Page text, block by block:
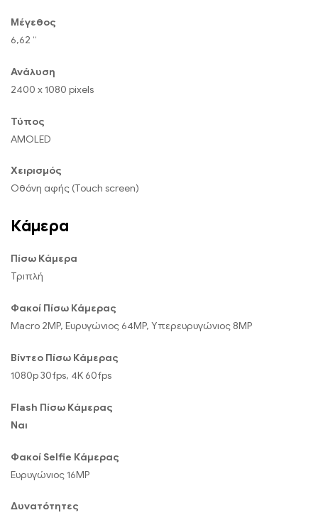
Μέγεθος
6,62 “
Ανάλυση
2400 x 1080 pixels
Τύπος
AMOLED
Χειρισμός
Οθόνη αφής (Touch screen)
Κάμερα
Πίσω Κάμερα
Τριπλή
Φακοί Πίσω Κάμερας
Macro 2MP, Ευρυγώνιος 64MP, Υπερευρυγώνιος 8MP
Βίντεο Πίσω Κάμερας
1080p 30fps, 4K 60fps
Flash Πίσω Κάμερας
Ναι
Φακοί Selfie Κάμερας
Ευρυγώνιος 16MP
Δυνατότητες